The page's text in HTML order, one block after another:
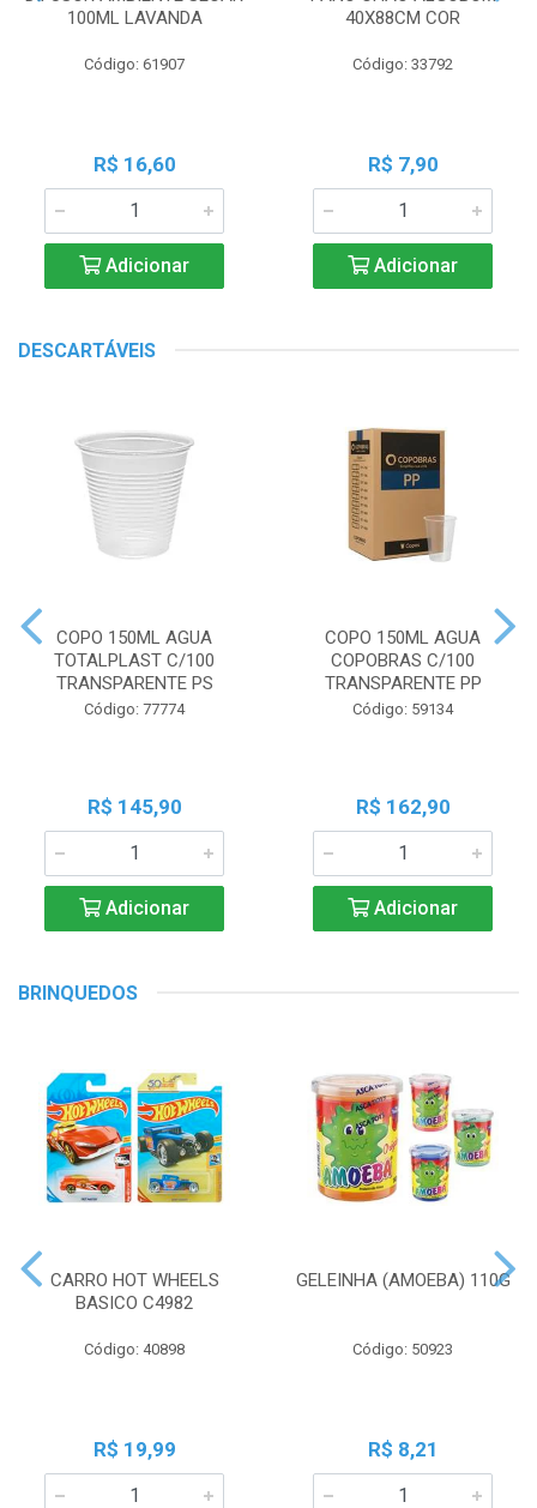
100ML LAVANDA
Código: 61907
R$ 16,60
Adicionar
40X88CM COR
Código: 33792
R$ 7,90
Adicionar
DESCARTÁVEIS
COPO 150ML AGUA
TOTALPLAST C/100
TRANSPARENTE PS
Código: 77774
R$ 145,90
Adicionar
COPO 150ML AGUA
COPOBRAS C/100
TRANSPARENTE PP
Código: 59134
R$ 162,90
Adicionar
BRINQUEDOS
CARRO HOT WHEELS
BASICO C4982
Código: 40898
R$ 19,99
GELEINHA (AMOEBA) 110G
Código: 50923
R$ 8,21